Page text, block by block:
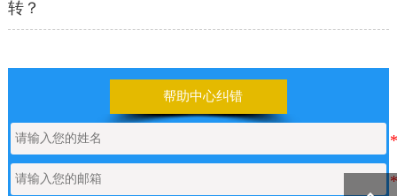
【网站建设】前台UI装修页和后台专
业版编辑器里如何添加表格
【网站建设】表单管理 2026/06/17
帮助中心纠错